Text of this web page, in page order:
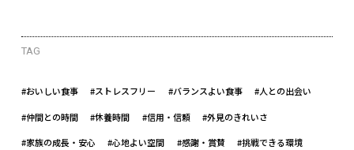
TAG
#おいしい食事 #ストレスフリー #バランスよい食事 #人との出会い
#仲間との時間 #休養時間 #信用・信頼 #外見のきれいさ
#家族の成長・安心 #心地よい空間 #感謝・賞賛 #挑戦できる環境